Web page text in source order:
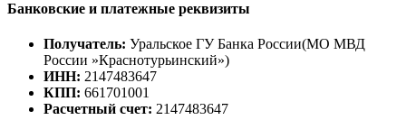
Банковские и платежные реквизиты
Получатель: Уральское ГУ Банка России(МО МВД
России »Краснотурьинский»)
ИНН: 2147483647
КПП: 661701001
Расчетный счет: 2147483647